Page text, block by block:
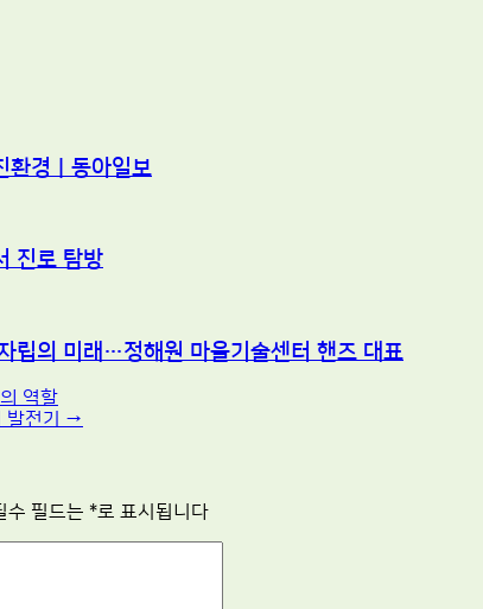
환경｜동아일보
진로 탐방
립의 미래…정해원 마을기술센터 핸즈 대표
역할
전기 →
수 필드는 *로 표시됩니다